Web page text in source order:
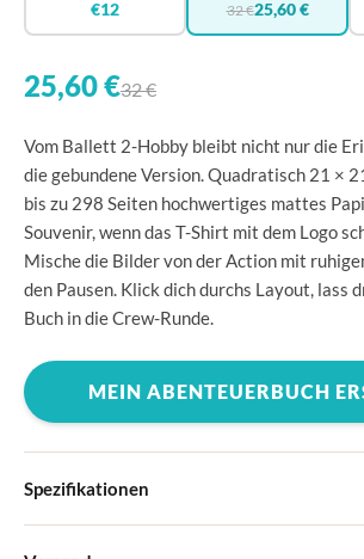
€12 32 €25,60 €
25,60 €32 €
Vom Ballett 2-Hobby bleibt nicht nur die
die gebundene Version. Quadratisch 21 ×
bis zu 298 Seiten hochwertiges mattes
Souvenir, wenn das T-Shirt mit dem Logo
Mische die Bilder von der Action mit
den Pausen. Klick dich durchs Layout, lass
Buch in die Crew-Runde.
MEIN ABENTEUERBUCH
Spezifikationen